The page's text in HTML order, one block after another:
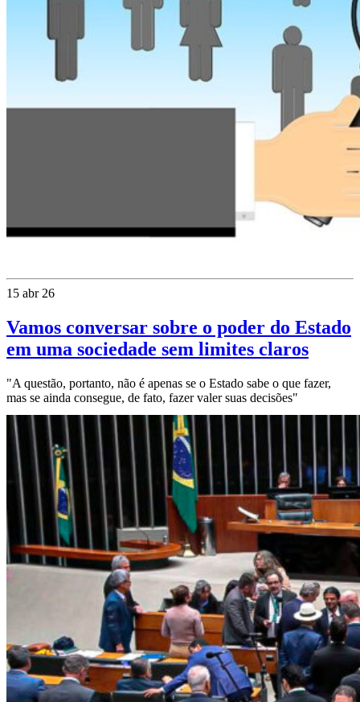
15 abr 26
Vamos conversar sobre o poder do Estado
em uma sociedade sem limites claros
"A questão, portanto, não é apenas se o Estado sabe o que fazer,
mas se ainda consegue, de fato, fazer valer suas decisões"